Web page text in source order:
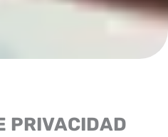
PRIVACIDAD